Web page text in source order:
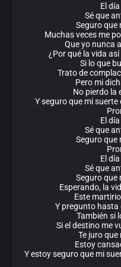
El
Sé que
Seguro que
Muchas veces me
Que yo nunca
¿Por qué la vida
Si lo que
Trato de
Pero mi
No pierdo la
Y seguro que mi
El
Sé que
Seguro que
El
Sé que
Seguro que
Esperando, la
Este
Y pregunto
También si
Si el destino me
Te juro
Estoy
Y estoy seguro que mi